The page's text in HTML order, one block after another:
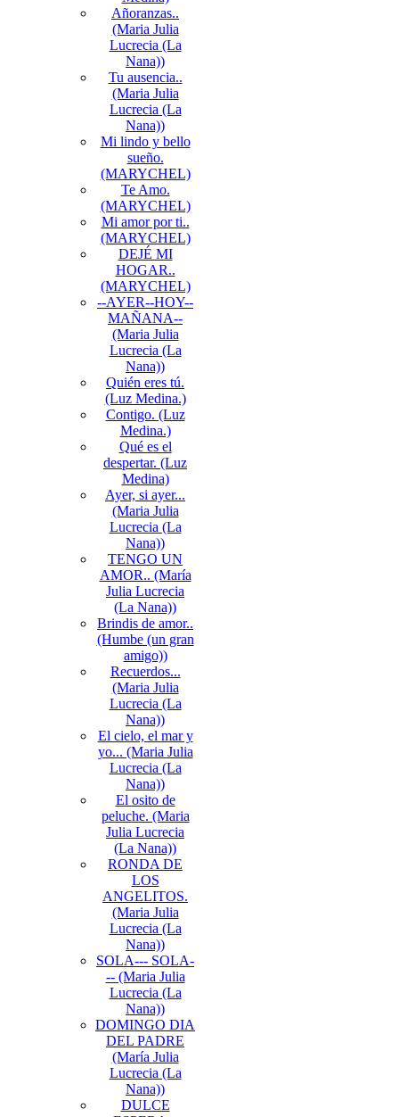
Añoranzas..
(Maria Julia
Lucrecia (La
Nana))
Tu ausencia..
(Maria Julia
Lucrecia (La
Nana))
Mi lindo y bello
sueño.
(MARYCHEL)
Te Amo.
(MARYCHEL)
Mi amor por ti..
(MARYCHEL)
DEJÉ MI
HOGAR..
(MARYCHEL)
--AYER--HOY--
MAÑANA--
(Maria Julia
Lucrecia (La
Nana))
Quién eres tú.
(Luz Medina.)
Contigo. (Luz
Medina.)
Qué es el
despertar. (Luz
Medina)
Ayer, si ayer...
(Maria Julia
Lucrecia (La
Nana))
TENGO UN
AMOR.. (María
Julia Lucrecia
(La Nana))
Brindis de amor..
(Humbe (un gran
amigo))
Recuerdos...
(Maria Julia
Lucrecia (La
Nana))
El cielo, el mar y
yo... (Maria Julia
Lucrecia (La
Nana))
El osito de
peluche. (Maria
Julia Lucrecia
(La Nana))
RONDA DE
LOS
ANGELITOS.
(Maria Julia
Lucrecia (La
Nana))
SOLA--- SOLA-
-- (Maria Julia
Lucrecia (La
Nana))
DOMINGO DIA
DEL PADRE
(María Julia
Lucrecia (La
Nana))
DULCE